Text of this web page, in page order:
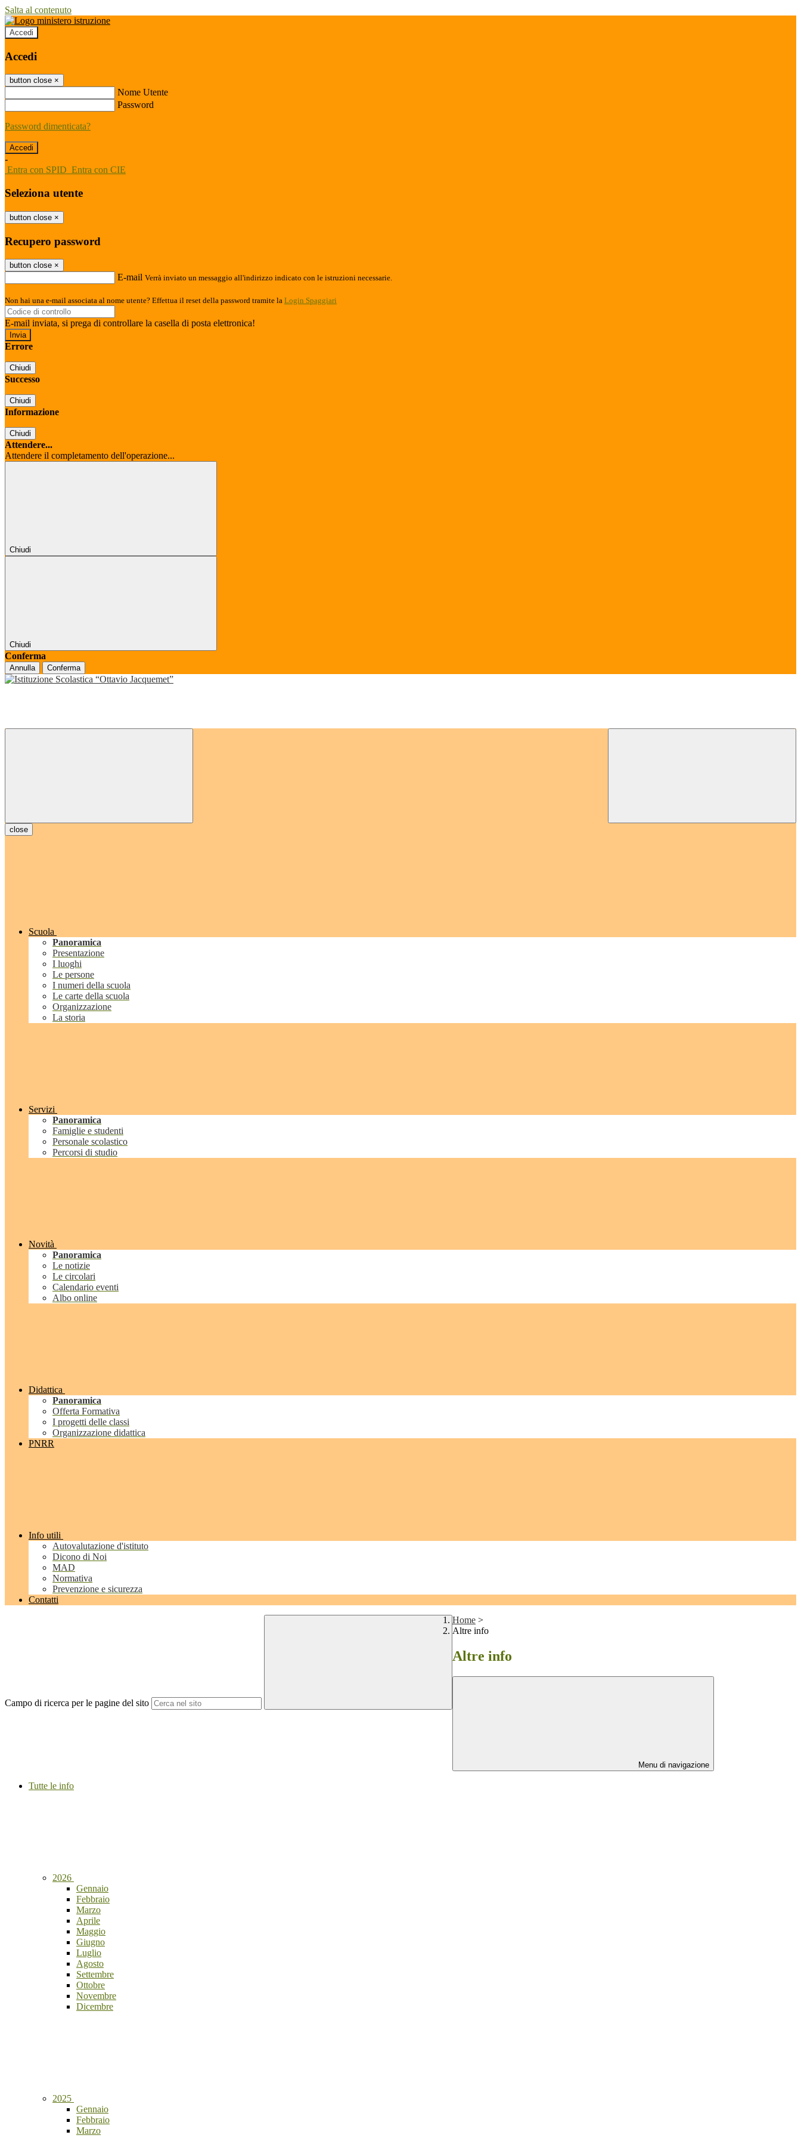
Salta al contenuto
Accedi
Accedi
button close ×
Nome Utente
Password
Password dimenticata?
-
Entra con SPID Entra con CIE
Seleziona utente
button close ×
Recupero password
button close ×
E-mail Verrà inviato un messaggio all'indirizzo indicato con le istruzioni necessarie.
Non hai una e-mail associata al nome utente? Effettua il reset della password tramite la Login Spaggiari
E-mail inviata, si prega di controllare la casella di posta elettronica!
Errore
Chiudi
Successo
Chiudi
Informazione
Chiudi
Attendere...
Attendere il completamento dell'operazione...
Chiudi
Chiudi
Conferma
Annulla Conferma
close
Scuola
Panoramica
Presentazione
I luoghi
Le persone
I numeri della scuola
Le carte della scuola
Organizzazione
La storia
Servizi
Panoramica
Famiglie e studenti
Personale scolastico
Percorsi di studio
Novità
Panoramica
Le notizie
Le circolari
Calendario eventi
Albo online
Didattica
Panoramica
Offerta Formativa
I progetti delle classi
Organizzazione didattica
PNRR
Info utili
Autovalutazione d'istituto
Dicono di Noi
MAD
Normativa
Prevenzione e sicurezza
Contatti
Campo di ricerca per le pagine del sito
Home >
Altre info
Altre info
Menu di navigazione
Tutte le info
2026
Gennaio
Febbraio
Marzo
Aprile
Maggio
Giugno
Luglio
Agosto
Settembre
Ottobre
Novembre
Dicembre
2025
Gennaio
Febbraio
Marzo